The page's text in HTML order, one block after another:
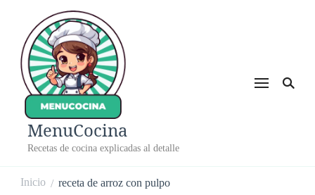
MenuCocina
Recetas de cocina explicadas al detalle
Inicio / receta de arroz con pulpo